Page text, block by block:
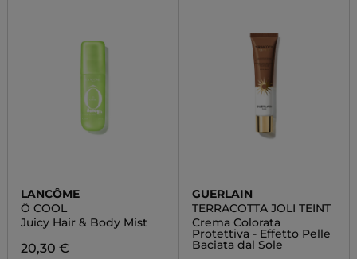
LANCÔME
Ô COOL
Juicy Hair & Body Mist
20,30 €
GUERLAIN
TERRACOTTA JOLI TEINT
Crema Colorata
Protettiva - Effetto Pelle
Baciata dal Sole